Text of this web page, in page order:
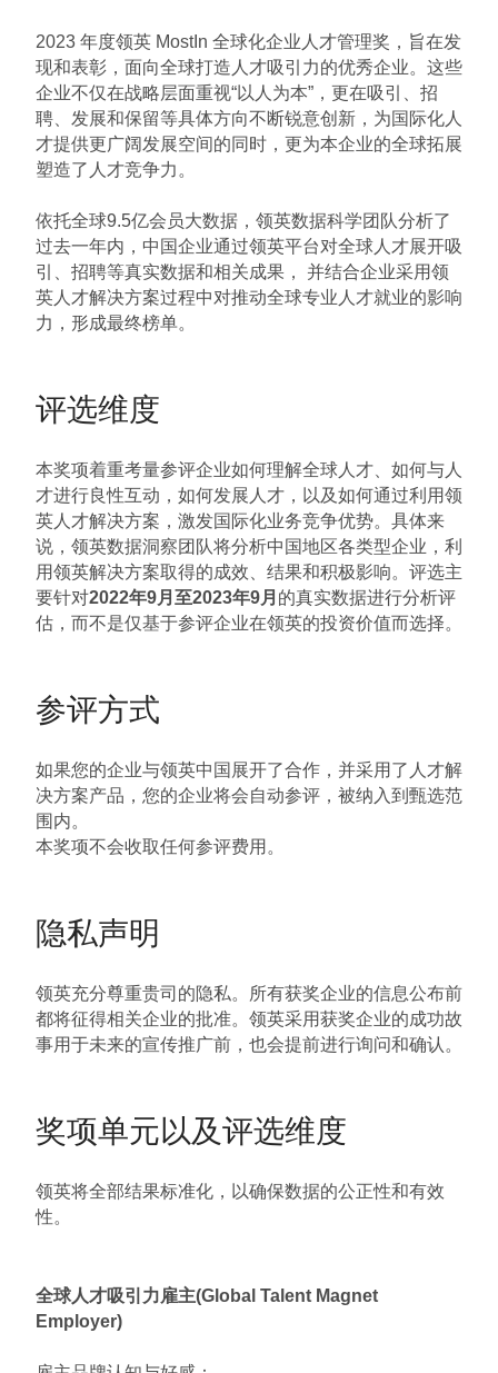
2023 年度领英 MostIn 全球化企业人才管理奖，旨在发
现和表彰，面向全球打造人才吸引力的优秀企业。这些
企业不仅在战略层面重视“以人为本”，更在吸引、招
聘、发展和保留等具体方向不断锐意创新，为国际化人
才提供更广阔发展空间的同时，更为本企业的全球拓展
塑造了人才竞争力。
依托全球9.5亿会员大数据，领英数据科学团队分析了
过去一年内，中国企业通过领英平台对全球人才展开吸
引、招聘等真实数据和相关成果， 并结合企业采用领
英人才解决方案过程中对推动全球专业人才就业的影响
力，形成最终榜单。
评选维度
本奖项着重考量参评企业如何理解全球人才、如何与人
才进行良性互动，如何发展人才，以及如何通过利用领
英人才解决方案，激发国际化业务竞争优势。具体来
说，领英数据洞察团队将分析中国地区各类型企业，利
用领英解决方案取得的成效、结果和积极影响。评选主
要针对2022年9月至2023年9月 的真实数据进行分析评
估，而不是仅基于参评企业在领英的投资价值而选择。
参评方式
如果您的企业与领英中国展开了合作，并采用了人才解
决方案产品，您的企业将会自动参评，被纳入到甄选范
围内。
本奖项不会收取任何参评费用。
隐私声明
领英充分尊重贵司的隐私。所有获奖企业的信息公布前
都将征得相关企业的批准。领英采用获奖企业的成功故
事用于未来的宣传推广前，也会提前进行询问和确认。
奖项单元以及评选维度
领英将全部结果标准化，以确保数据的公正性和有效
性。
全球人才吸引力雇主(Global Talent Magnet
Employer)